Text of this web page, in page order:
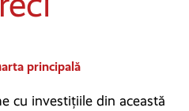
principală
cu investițiile din această